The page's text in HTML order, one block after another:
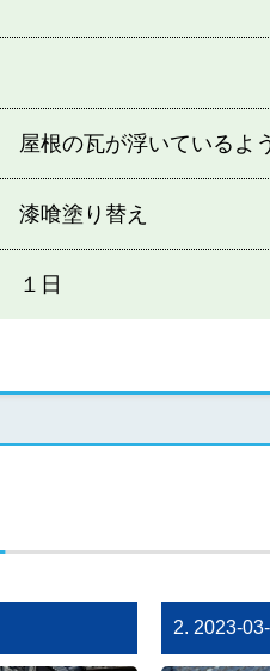
屋根の瓦が浮いているよ
漆喰塗り替え
１日
2. 2023-